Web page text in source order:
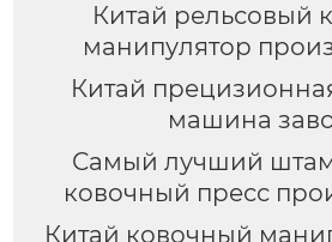
Китай рельсовый
манипулятор
Китай
машина
Самый лучший
ковочный пресс
Китай ковочный